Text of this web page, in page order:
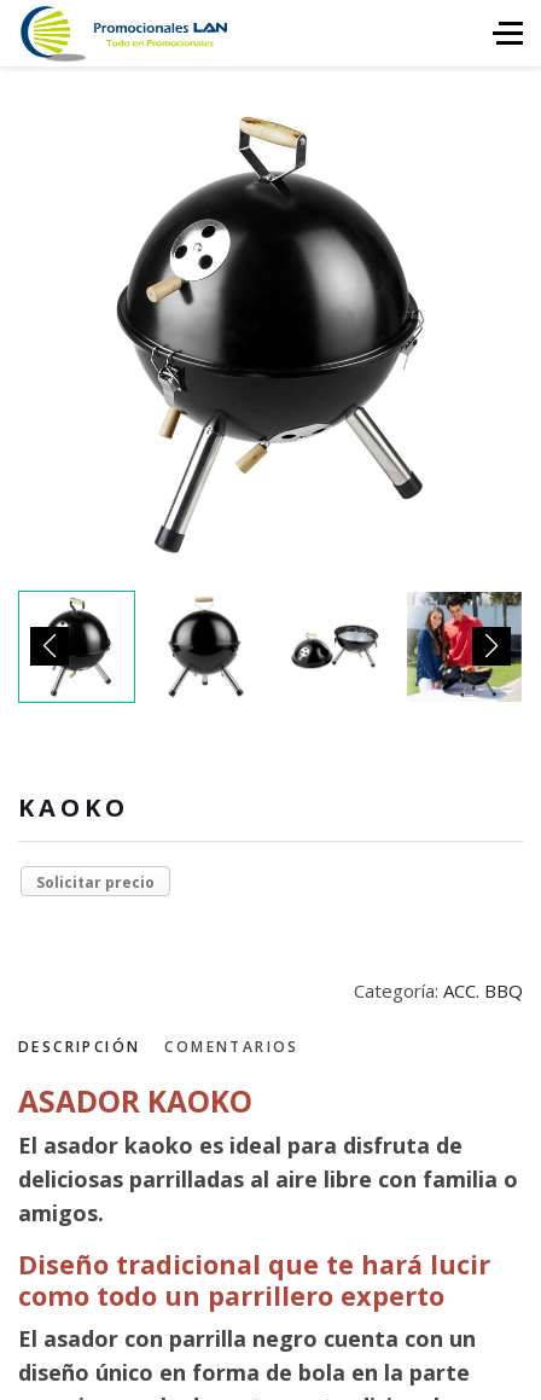
KAOKO
Solicitar precio
Categoría: ACC. BBQ
DESCRIPCIÓN COMENTARIOS
ASADOR KAOKO
El asador kaoko es ideal para disfruta de
deliciosas parrilladas al aire libre con familia o
amigos.
Diseño tradicional que te hará lucir
como todo un parrillero experto
El asador con parrilla negro cuenta con un
diseño único en forma de bola en la parte